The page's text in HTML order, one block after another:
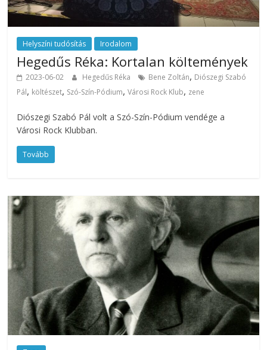
Helyszíni tudósítás Irodalom
Hegedűs Réka: Kortalan költemények
2023-06-02 Hegedűs Réka Bene Zoltán, Diószegi Szabó
Pál, költészet, Szó-Szín-Pódium,Városi Rock Klub, zene
Diószegi Szabó Pál volt a Szó-Szín-Pódium vendége a
Városi Rock Klubban.
Tovább